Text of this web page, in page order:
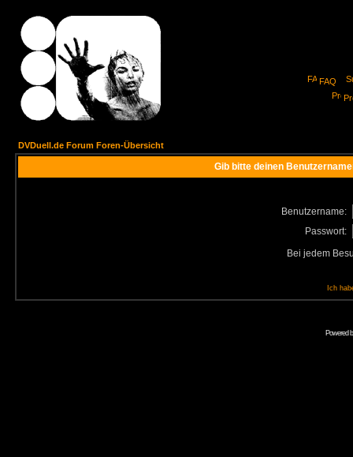
FAQ
DVDuell.de Forum Foren-Übersicht
Gib bitte deinen
Benutzername:
Passwort:
Bei jedem
Ich
Powered